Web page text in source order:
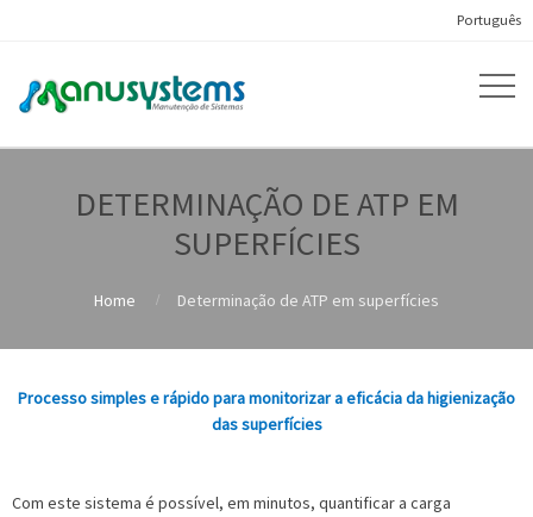
Português
DETERMINAÇÃO DE ATP EM
SUPERFÍCIES
Home Determinação de ATP em superfícies
Processo simples e rápido para monitorizar a eficácia da higienização
das superfícies
Com este sistema é possível, em minutos, quantificar a carga